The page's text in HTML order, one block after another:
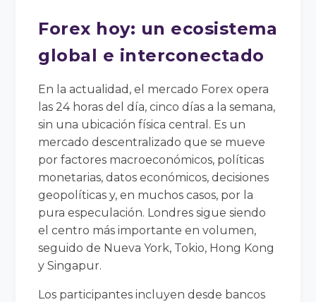
Forex hoy: un ecosistema
global e interconectado
En la actualidad, el mercado Forex opera
las 24 horas del día, cinco días a la semana,
sin una ubicación física central. Es un
mercado descentralizado que se mueve
por factores macroeconómicos, políticas
monetarias, datos económicos, decisiones
geopolíticas y, en muchos casos, por la
pura especulación. Londres sigue siendo
el centro más importante en volumen,
seguido de Nueva York, Tokio, Hong Kong
y Singapur.
Los participantes incluyen desde bancos